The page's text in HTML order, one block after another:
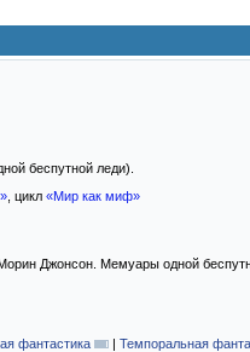
беспутной леди).
, цикл «Мир как миф»
Джонсон. Мемуары одной
фантастика | Темпоральная